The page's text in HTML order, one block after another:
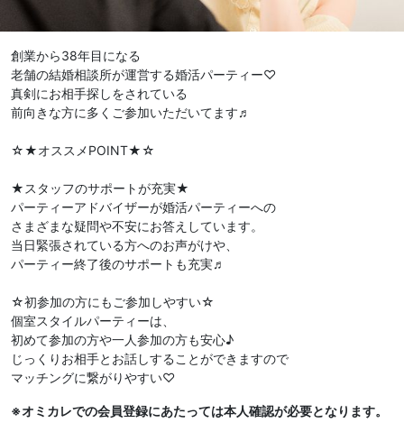
創業から38年目になる
老舗の結婚相談所が運営する婚活パーティー♡
真剣にお相手探しをされている
前向きな方に多くご参加いただいてます♬
☆★オススメPOINT★☆
★スタッフのサポートが充実★
パーティーアドバイザーが婚活パーティーへの
さまざまな疑問や不安にお答えしています。
当日緊張されている方へのお声がけや、
パーティー終了後のサポートも充実♬
☆初参加の方にもご参加しやすい☆
個室スタイルパーティーは、
初めて参加の方や一人参加の方も安心♪
じっくりお相手とお話しすることができますので
マッチングに繋がりやすい♡
※オミカレでの会員登録にあたっては本人確認が必要となります。